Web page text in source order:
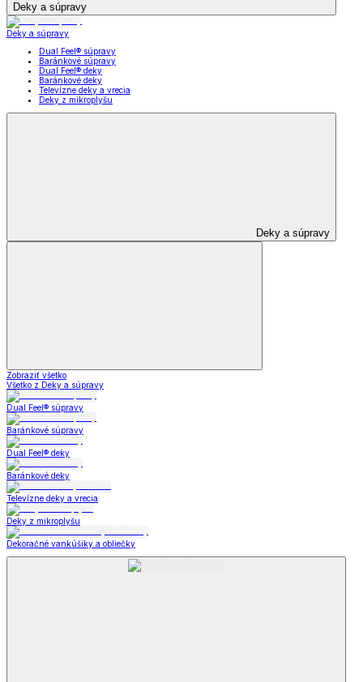
Deky a súpravy
Deky a súpravy
Dual Feel® súpravy
Baránkové súpravy
Dual Feel® deky
Baránkové deky
Televízne deky a vrecia
Deky z mikroplyšu
Deky a súpravy
Zobraziť všetko
Všetko z Deky a súpravy
Dual Feel® súpravy
Baránkové súpravy
Dual Feel® deky
Baránkové deky
Televízne deky a vrecia
Deky z mikroplyšu
Dekoračné vankúšiky a obliečky